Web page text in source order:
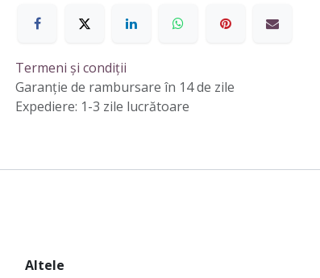
Termeni și condiții
Garanție de rambursare în 14 de zile
Expediere: 1-3 zile lucrătoare
Altele